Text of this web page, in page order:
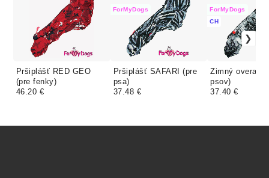
Pršiplášť RED GEO
(pre fenky)
46.20 €
Pršiplášť SAFARI (pre
psa)
ForMyDogs
37.48 €
Zimný overal
psov)
ForMyDogs
CH
37.40 €